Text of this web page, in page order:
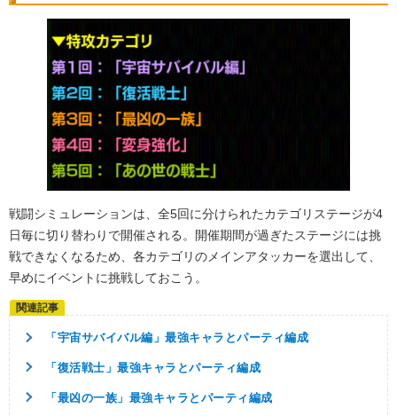
戦闘シミュレーションは、全5回に分けられたカテゴリステージが4
日毎に切り替わりで開催される。開催期間が過ぎたステージには挑
戦できなくなるため、各カテゴリのメインアタッカーを選出して、
早めにイベントに挑戦しておこう。
「宇宙サバイバル編」最強キャラとパーティ編成
「復活戦士」最強キャラとパーティ編成
「最凶の一族」最強キャラとパーティ編成